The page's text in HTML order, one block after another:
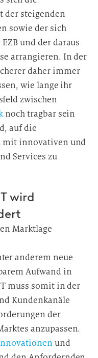
der steigenden
sowie der sich
und der daraus
arrangieren. In der
daher immer
wie lange ihr
zwischen
noch tragbar sein
auf die
mit innovativen und
Services zu
wird
Marktlage
anderem neue
Aufwand in
muss somit in der
Kundenkanäle
der
anzupassen.
und